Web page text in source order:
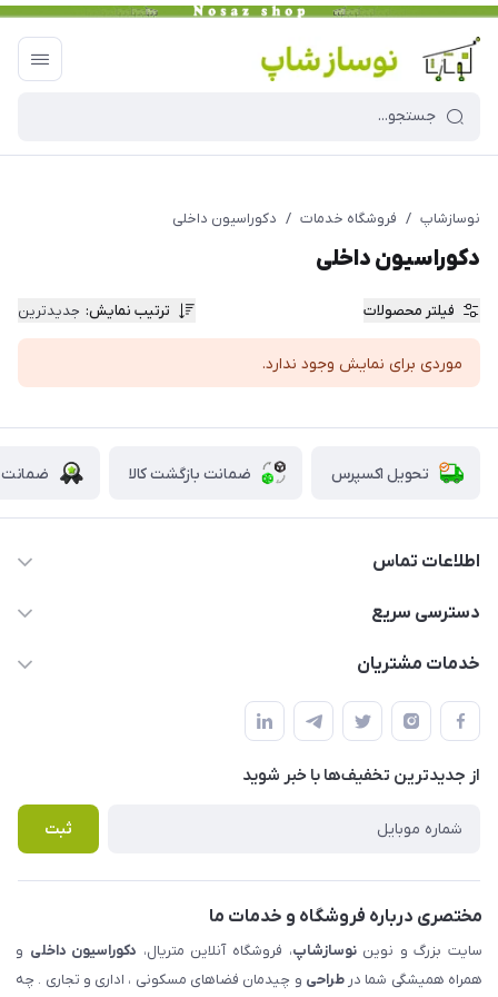
نوسازشاپ / فروشگاه خدمات / دکوراسیون داخلی
دکوراسیون داخلی
فیلتر محصولات ترتیب نمایش: جدیدترین
موردی برای نمایش وجود ندارد.
تحویل اکسپرس ضمانت بازگشت کالا ضمانت
اطلاعات تماس
09123855612
املاک مدنی - نوساز شاپ
دسترسی سریع
حساب کاربری
لیست محصولات
درباره ما
خدمات مشتریان
قوانین و مقررات
حریم خصوصی
راهنما
پرسش های متداول
از جدید‌ترین تخفیف‌ها با‌ خبر شوید
ثبت
مختصری درباره فروشگاه و خدمات ما
سایت بزرگ و نویننوسازشاپ، فروشگاه آنلاین متریال، دکوراسیون داخلی و
همراه همیشگی شما درطراحی و چیدمان فضاهای مسکونی ، اداری و تجاری . چه